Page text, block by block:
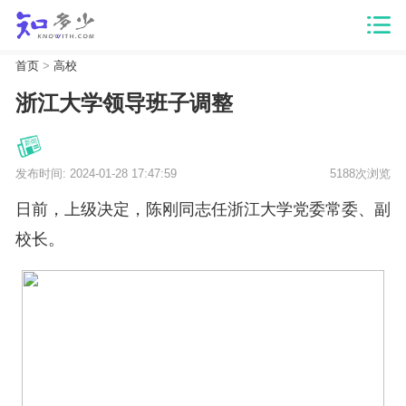
首页> 高校
浙江大学领导班子调整
发布时间: 2024-01-28 17:47:59 5188次浏览
日前，上级决定，陈刚同志任浙江大学党委常委、副
校长。